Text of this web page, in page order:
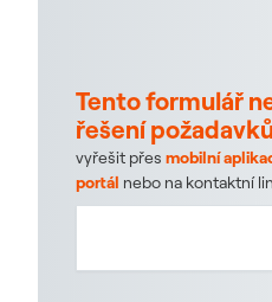
Tento formulář
řešení
vyřešit přes mobilní
portál nebo na kontaktní